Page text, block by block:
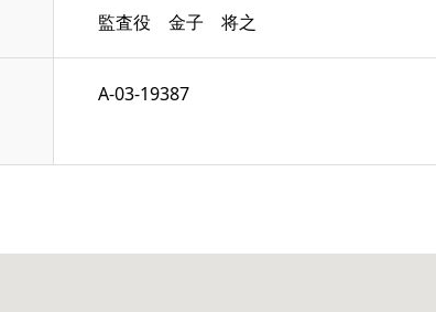
監査役 金子 将之
A-03-19387